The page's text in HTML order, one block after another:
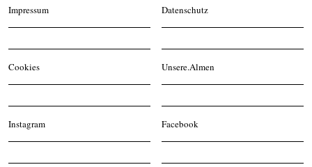
Impressum Datenschutz
Cookies Unsere.Almen
Instagram Facebook